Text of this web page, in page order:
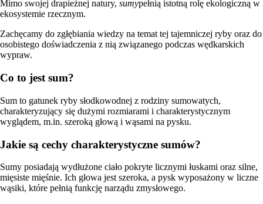
Mimo swojej drapieżnej natury, sumypełnią istotną rolę ekologiczną w
ekosystemie rzecznym.
Zachęcamy do zgłębiania wiedzy na temat tej tajemniczej ryby oraz do
osobistego doświadczenia z nią związanego podczas wędkarskich
wypraw.
Co to jest sum?
Sum to gatunek ryby słodkowodnej z rodziny sumowatych,
charakteryzujący się dużymi rozmiarami i charakterystycznym
wyglądem, m.in. szeroką głową i wąsami na pysku.
Jakie są cechy charakterystyczne sumów?
Sumy posiadają wydłużone ciało pokryte licznymi łuskami oraz silne,
mięsiste mięśnie. Ich głowa jest szeroka, a pysk wyposażony w liczne
wąsiki, które pełnią funkcję narządu zmysłowego.